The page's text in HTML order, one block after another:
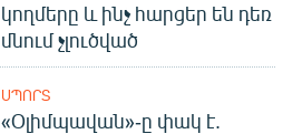
կողմերը և ինչ հարցեր են դեռ
մնում չլուծված
ՍՊՈՐՏ
«Օլիմպավան»-ը փակ է.